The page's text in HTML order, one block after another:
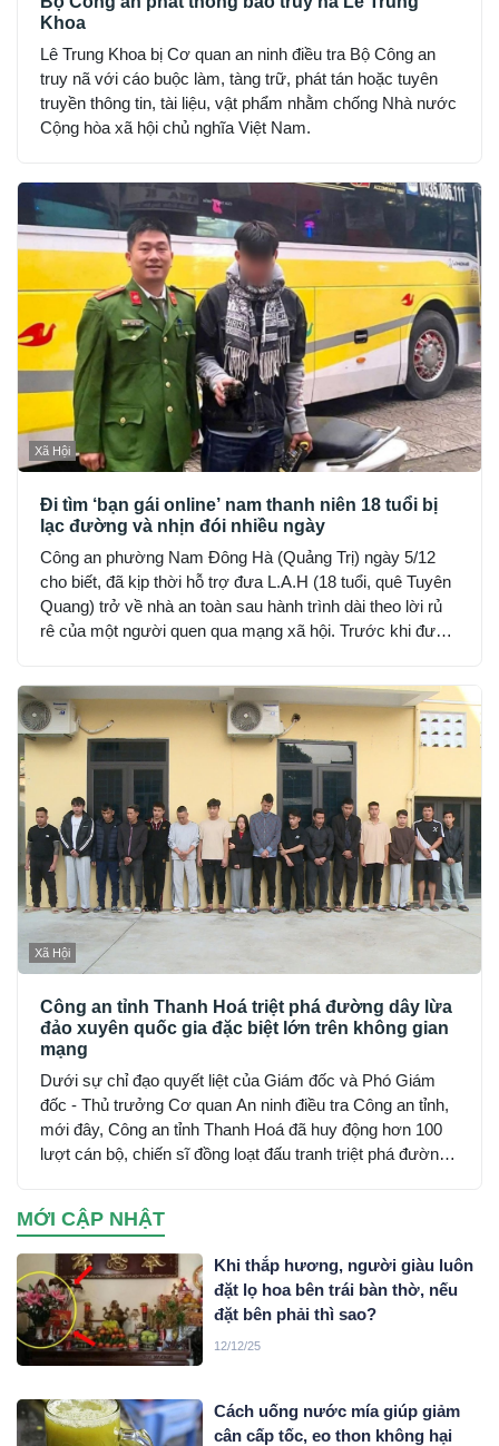
Khoa
Lê Trung Khoa bị Cơ quan an ninh điều tra Bộ Công an
truy nã với cáo buộc làm, tàng trữ, phát tán hoặc tuyên
truyền thông tin, tài liệu, vật phẩm nhằm chống Nhà nước
Cộng hòa xã hội chủ nghĩa Việt Nam.
Xã Hội
Đi tìm ‘bạn gái online’ nam thanh niên 18 tuổi bị
lạc đường và nhịn đói nhiều ngày
Công an phường Nam Đông Hà (Quảng Trị) ngày 5/12
cho biết, đã kịp thời hỗ trợ đưa L.A.H (18 tuổi, quê Tuyên
Quang) trở về nhà an toàn sau hành trình dài theo lời rủ
rê của một người quen qua mạng xã hội. Trước khi được
Xã Hội
Công an tỉnh Thanh Hoá triệt phá đường dây lừa
đảo xuyên quốc gia đặc biệt lớn trên không gian
mạng
Dưới sự chỉ đạo quyết liệt của Giám đốc và Phó Giám
đốc - Thủ trưởng Cơ quan An ninh điều tra Công an tỉnh,
mới đây, Công an tỉnh Thanh Hoá đã huy động hơn 100
lượt cán bộ, chiến sĩ đồng loạt đấu tranh triệt phá đường
xuyên quốc gia do đối tượng Mai Văn Tới, sinh năm 2001
trú tại xã Nga Sơn, tỉnh Thanh Hoá cầm đầu…
MỚI CẬP NHẬT
Khi thắp hương, người giàu luôn
đặt lọ hoa bên trái bàn thờ, nếu
đặt bên phải thì sao?
12/12/25
Cách uống nước mía giúp giảm
cân cấp tốc, eo thon không hại